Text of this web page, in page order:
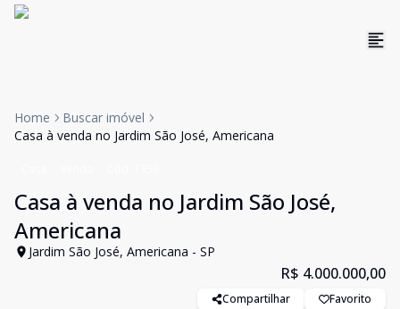
Home
Buscar imóvel
Casa à venda no Jardim São José, Americana
Casa à venda no Jardim São José,
Americana
Jardim São José, Americana - SP
R$ 4.000.000,00
Compartilhar Favorito